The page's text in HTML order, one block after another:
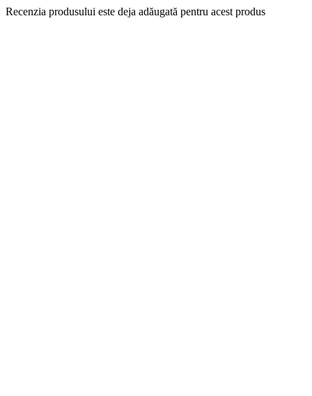
Recenzia produsului este deja adăugată pentru acest produs